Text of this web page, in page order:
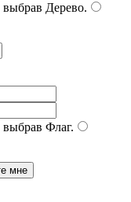
выбрав Дерево.
выбрав Флаг.